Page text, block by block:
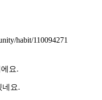
habit/110094271
요.
네요.